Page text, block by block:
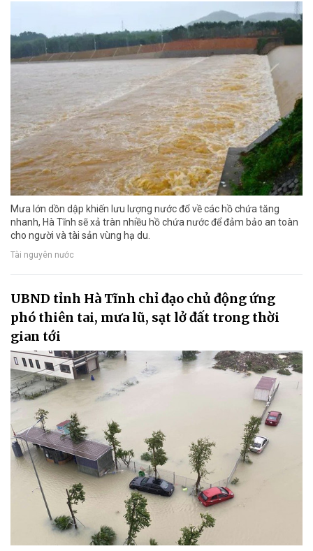
Mưa lớn dồn dập khiến lưu lượng nước đổ về các hồ chứa tăng
nhanh, Hà Tĩnh sẽ xả tràn nhiều hồ chứa nước để đảm bảo an toàn
cho người và tài sản vùng hạ du.
Tài nguyên nước
UBND tỉnh Hà Tĩnh chỉ đạo chủ động ứng
phó thiên tai, mưa lũ, sạt lở đất trong thời
gian tới